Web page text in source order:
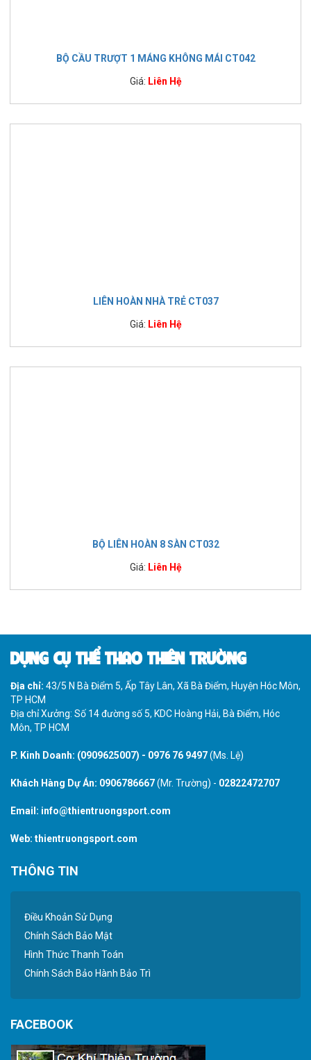
BỘ CẦU TRƯỢT 1 MÁNG KHÔNG MÁI CT042
Giá: Liên Hệ
LIÊN HOÀN NHÀ TRẺ CT037
Giá: Liên Hệ
BỘ LIÊN HOÀN 8 SÀN CT032
Giá: Liên Hệ
DỤNG CỤ THỂ THAO THIÊN TRƯỜNG
Địa chỉ: 43/5 N Bà Điểm 5, Ấp Tây Lân, Xã Bà Điểm, Huyện Hóc Môn,
TP HCM
Địa chỉ Xưởng: Số 14 đường số 5, KDC Hoàng Hải, Bà Điểm, Hóc
Môn, TP HCM
P. Kinh Doanh: (0909625007) - 0976 76 9497(Ms. Lệ)
Khách Hàng Dự Án: 0906786667(Mr. Trường) - 02822472707
Email: info@thientruongsport.com
Web: thientruongsport.com
THÔNG TIN
Điều Khoản Sử Dụng
Chính Sách Bảo Mật
Hình Thức Thanh Toán
Chính Sách Bảo Hành Bảo Trì
FACEBOOK